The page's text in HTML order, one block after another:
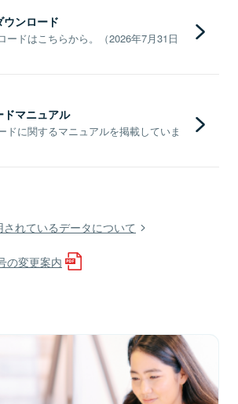
ンロード
ードはこちらから。（2026年7月31日
マニュアル
ドに関するマニュアルを掲載していま
れているデータについて
の変更案内